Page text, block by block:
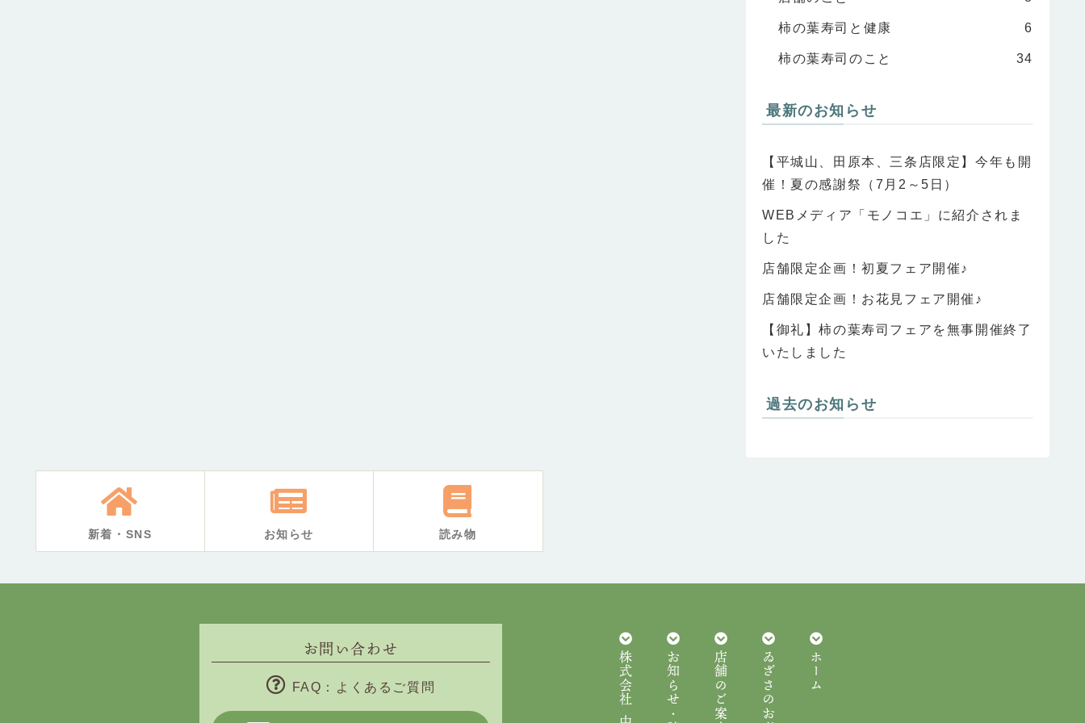
柿の葉寿司と健康 6
柿の葉寿司のこと 34
最新のお知らせ
【平城山、田原本、三条店限定】今年も開
催！夏の感謝祭（7月2～5日）
WEBメディア「モノコエ」に紹介されま
した
店舗限定企画！初夏フェア開催♪
店舗限定企画！お花見フェア開催♪
【御礼】柿の葉寿司フェアを無事開催終了
いたしました
過去のお知らせ
新着・SNS お知らせ 読み物
ホーム
ゐざさのお寿司
店舗のご案内
お問い合わせ
FAQ：よくあるご質問